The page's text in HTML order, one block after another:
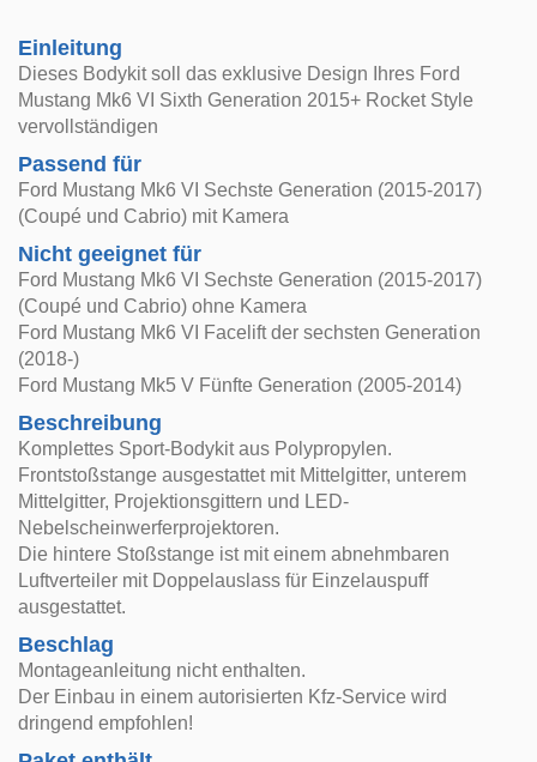
Einleitung
Dieses Bodykit soll das exklusive Design Ihres Ford
Mustang Mk6 VI Sixth Generation 2015+ Rocket Style
vervollständigen
Passend für
Ford Mustang Mk6 VI Sechste Generation (2015-2017)
(Coupé und Cabrio) mit Kamera
Nicht geeignet für
Ford Mustang Mk6 VI Sechste Generation (2015-2017)
(Coupé und Cabrio) ohne Kamera
Ford Mustang Mk6 VI Facelift der sechsten Generation
(2018-)
Ford Mustang Mk5 V Fünfte Generation (2005-2014)
Beschreibung
Komplettes Sport-Bodykit aus Polypropylen.
Frontstoßstange ausgestattet mit Mittelgitter, unterem
Mittelgitter, Projektionsgittern und LED-
Nebelscheinwerferprojektoren.
Die hintere Stoßstange ist mit einem abnehmbaren
Luftverteiler mit Doppelauslass für Einzelauspuff
ausgestattet.
Beschlag
Montageanleitung nicht enthalten.
Der Einbau in einem autorisierten Kfz-Service wird
dringend empfohlen!